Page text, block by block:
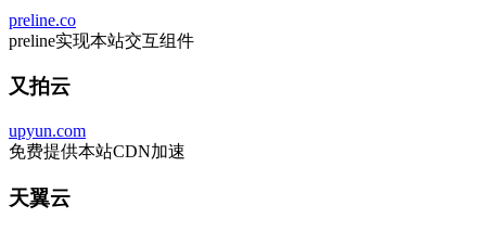
preline.co
preline实现本站交互组件
又拍云
upyun.com
免费提供本站CDN加速
天翼云